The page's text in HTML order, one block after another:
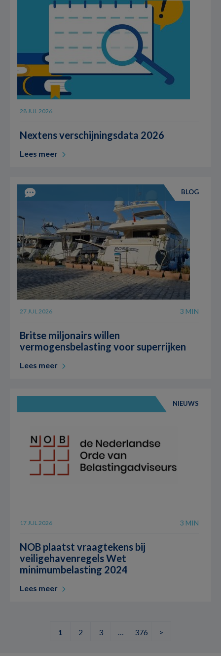
28 JUL 2026
Nextens verschijningsdata 2026
Lees meer
BLOG
27 JUL 2026 3 MIN
Britse miljonairs willen
vermogensbelasting voor superrijken
Lees meer
NIEUWS
17 JUL 2026 3 MIN
NOB plaatst vraagtekens bij
veiligehavenregels Wet
minimumbelasting 2024
Lees meer
1 2 3 … 376 >